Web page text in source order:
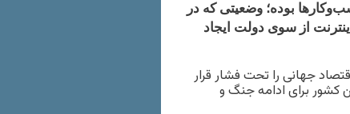
بوده؛ وضعیتی که در
از سوی دولت ایجاد
جهانی را تحت فشار قرار
کشور برای ادامه جنگ و